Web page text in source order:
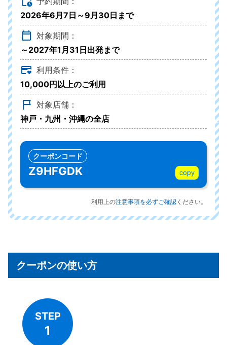
2026年6月7日～9月30日まで
対象期間：
～2027年1月31日出発まで
利用条件：
10,000円以上のご利用
対象店舗：
神戸・九州・沖縄の全店
クーポンコード
Z9HFGDK copy
利用上の注意事項を必ずご確認 ください。
クーポンの使い方
STEP
1